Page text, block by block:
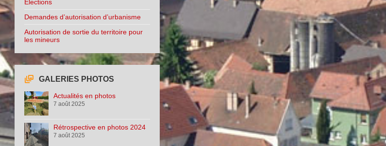
Elections
Demandes d’autorisation d’urbanisme
Autorisation de sortie du territoire pour
les mineurs
GALERIES PHOTOS
Actualités en photos
7 août 2025
Rétrospective en photos 2024
7 août 2025